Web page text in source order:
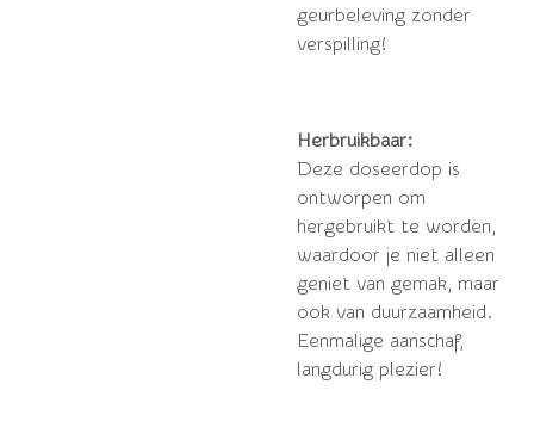
geurbeleving zonder
verspilling!
Herbruikbaar:
Deze doseerdop is
ontworpen om
hergebruikt te worden,
waardoor je niet alleen
geniet van gemak, maar
ook van duurzaamheid.
Eenmalige aanschaf,
langdurig plezier!